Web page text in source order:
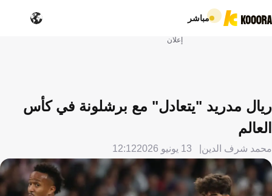
مباشر
إعلان
ريال مدريد "يتعادل" مع برشلونة في كأس
العالم
محمد شرف الدين 13 يونيو 2026 12:12